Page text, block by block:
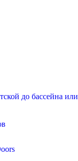
до бассейна или